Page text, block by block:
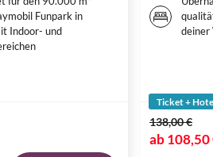
Funpark in
Indoor- und
deiner
Ticket +
138,00 €
ab108,50